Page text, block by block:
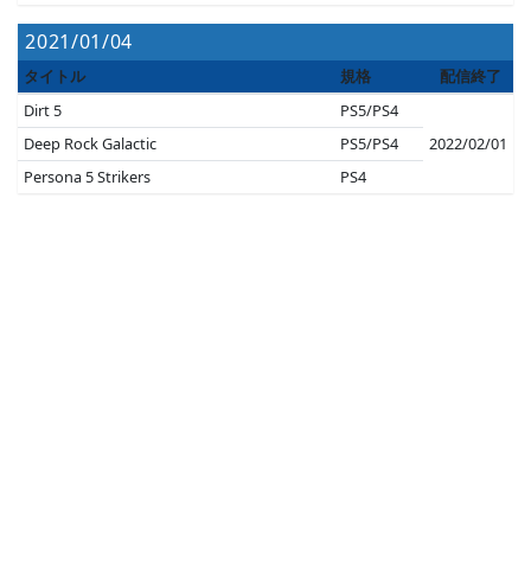
2021/01/04
タイトル 規格
配信終了
Dirt 5
PS5/PS4
2022/02/01
Deep Rock Galactic
PS5/PS4
Persona 5 Strikers
PS4